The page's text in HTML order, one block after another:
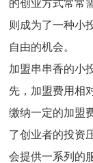
的创业方式常常
则成为了一种小
自由的机会。
加盟串串香的小
先，加盟费用相
缴纳一定的加盟
了创业者的投资
会提供一系列的